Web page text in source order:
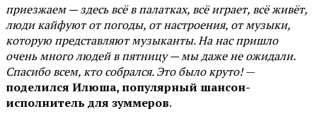
приезжаем — здесь всё в палатках, всё играет, всё живёт,
люди кайфуют от погоды, от настроения, от музыки,
которую представляют музыканты. На нас пришло
очень много людей в пятницу — мы даже не ожидали.
Спасибо всем, кто собрался. Это было круто!—
поделился Илюша, популярный шансон-
исполнитель для зуммеров.